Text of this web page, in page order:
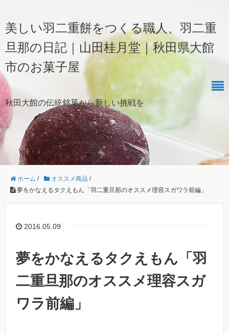
美しい羽二重餅をつくる職人、羽二重
旦那の日記｜山田桂月堂｜秋田県大館
市のお菓子屋
秋田大館の伝統銘菓から新しい挑戦を
ホーム / オススメ商品 /
夢をかなえるタクえもん「羽二重旦那のオススメ理容スガワラ前編」
2016.05.09
夢をかなえるタクえもん「羽
二重旦那のオススメ理容スガ
ワラ前編」